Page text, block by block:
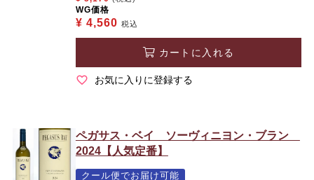
WG価格
¥ 4,560 税込
カートに入れる
お気に入りに登録する
ペガサス・ベイ ソーヴィニヨン・ブラン
2024【人気定番】
クール便でお届け可能